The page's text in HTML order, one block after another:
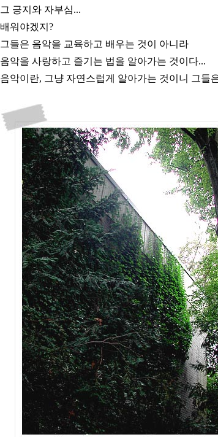
그 긍지와 자부심...
배워야겠지?
그들은 음악을 교육하고 배우는 것이 아니라
음악을 사랑하고 즐기는 법을 알아가는 것이다...
음악이란, 그냥 자연스럽게 알아가는 것이니 그들